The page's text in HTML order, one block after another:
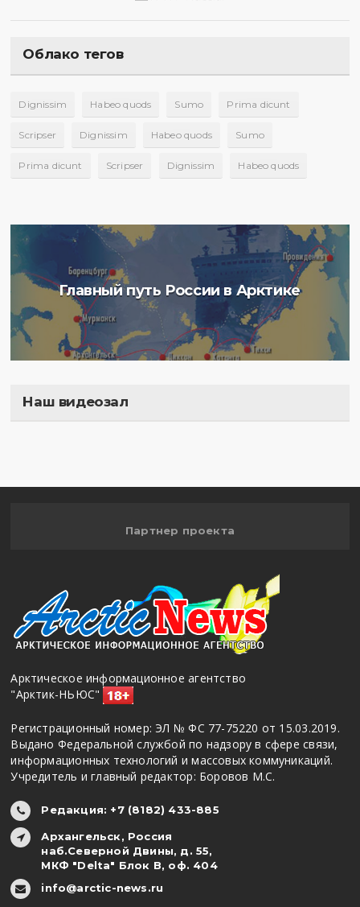
Облако тегов
Dignissim Habeo quods Sumo Prima dicunt
Scripser Dignissim Habeo quods Sumo
Prima dicunt Scripser Dignissim Habeo quods
Главный путь России в Арктике
Наш видеозал
Партнер проекта
Арктическое информационное агентство
"Арктик-НЬЮС"
Регистрационный номер: ЭЛ № ФС 77-75220 от 15.03.2019.
Выдано Федеральной службой по надзору в сфере связи,
информационных технологий и массовых коммуникаций.
Учредитель и главный редактор: Боровов М.С.
Редакция: +7 (8182) 433-885
Архангельск, Россия
наб.Северной Двины, д. 55,
МКФ "Delta" Блок В, оф. 404
info@arctic-news.ru